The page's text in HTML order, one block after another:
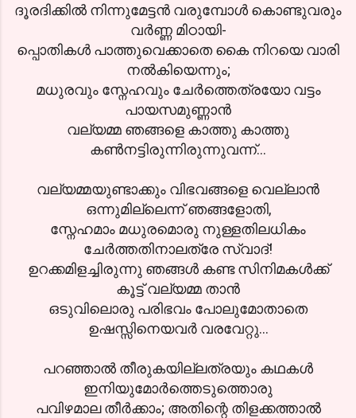
ദൂരദിക്കില്‍ നിന്നുമേട്ടന്‍ വരുമ്പോള്‍ കൊണ്ടുവരും
വര്‍ണ്ണ മിഠായി-
പ്പൊതികള്‍ പാത്തുവെക്കാതെ കൈ നിറയെ വാരി
നല്‍കിയെന്നും;
മധുരവും സ്നേഹവും ചേര്‍ത്തെത്രയോ വട്ടം
പായസമുണ്ണാന്‍
വല്യമ്മ ഞങ്ങളെ കാത്തു കാത്തു
കണ്‍നട്ടിരുന്നിരുന്നുവന്ന്‍...
വല്യമ്മയുണ്ടാക്കും വിഭവങ്ങളെ വെല്ലാന്‍
ഒന്നുമില്ലെന്ന് ഞങ്ങളോതി,
സ്നേഹമാം മധുരമൊരു നുള്ളതിലധികം
ചേര്‍ത്തതിനാലത്രേ സ്വാദ്!
ഉറക്കമിളച്ചിരുന്നു ഞങ്ങള്‍ കണ്ട സിനിമകള്‍ക്ക്
കൂട്ട് വല്യമ്മ താന്‍
ഒടുവിലൊരു പരിഭവം പോലുമോതാതെ
ഉഷസ്സിനെയവര്‍ വരവേറ്റു...
പറഞ്ഞാല്‍ തീരുകയില്ലത്രയും കഥകള്‍
ഇനിയുമോര്‍ത്തെടുത്തൊരു
പവിഴമാല തീര്‍ക്കാം; അതിന്റെ തിളക്കത്താല്‍